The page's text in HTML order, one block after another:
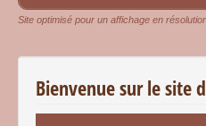
Site optimisé pour un affichage en
Bienvenue sur le site